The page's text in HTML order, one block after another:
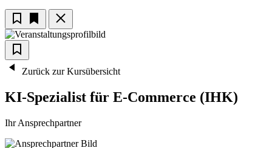
Zurück zur Kursübersicht
KI-Spezialist für E-Commerce (IHK)
Ihr Ansprechpartner